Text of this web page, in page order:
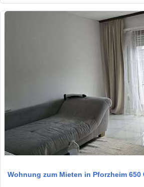
Wohnung zum Mieten in Pforzheim 650